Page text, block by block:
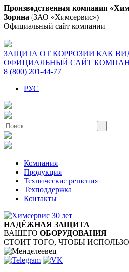
Производственная компания
Зорина (ЗАО «Химсервис»)
Официальный сайт компании
ЗАЩИТА ОТ КОРРОЗИИ КАК
ОФИЦИАЛЬНЫЙ САЙТ
8 (800) 201-44-77
РУС
Компания
Продукция
Технические решения
Техподдержка
Контакты
НАДЁЖНАЯ ЗАЩИТА
ВАШЕГО ОБОРУДОВАНИЯ
СТОИТ ТОГО, ЧТОБЫ